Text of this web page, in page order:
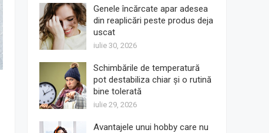
Genele încărcate apar adesea
din reaplicări peste produs deja
uscat
iulie 30, 2026
Schimbările de temperatură
pot destabiliza chiar și o rutină
bine tolerată
iulie 29, 2026
Avantajele unui hobby care nu